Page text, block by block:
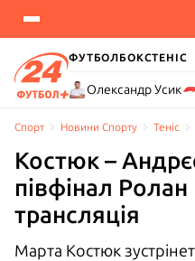
ФУТБОЛБОКСТЕНІС
Олександр Усик
Спорт Новини Спорту Теніс
Костюк –
півфінал
трансляція
Марта Костюк